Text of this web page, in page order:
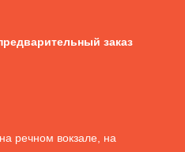
заказ
речном вокзале, на